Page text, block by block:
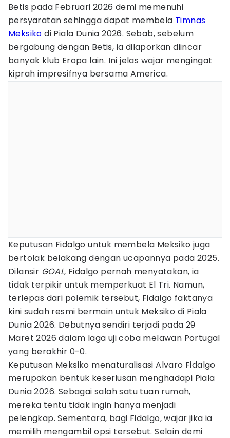
Betis pada Februari 2026 demi memenuhi
persyaratan sehingga dapat membela Timnas
Meksiko di Piala Dunia 2026. Sebab, sebelum
bergabung dengan Betis, ia dilaporkan diincar
banyak klub Eropa lain. Ini jelas wajar mengingat
kiprah impresifnya bersama America.
Keputusan Fidalgo untuk membela Meksiko juga
bertolak belakang dengan ucapannya pada 2025.
Dilansir GOAL, Fidalgo pernah menyatakan, ia
tidak terpikir untuk memperkuat El Tri. Namun,
terlepas dari polemik tersebut, Fidalgo faktanya
kini sudah resmi bermain untuk Meksiko di Piala
Dunia 2026. Debutnya sendiri terjadi pada 29
Maret 2026 dalam laga uji coba melawan Portugal
yang berakhir 0-0.
Keputusan Meksiko menaturalisasi Alvaro Fidalgo
merupakan bentuk keseriusan menghadapi Piala
Dunia 2026. Sebagai salah satu tuan rumah,
mereka tentu tidak ingin hanya menjadi
pelengkap. Sementara, bagi Fidalgo, wajar jika ia
memilih mengambil opsi tersebut. Selain demi